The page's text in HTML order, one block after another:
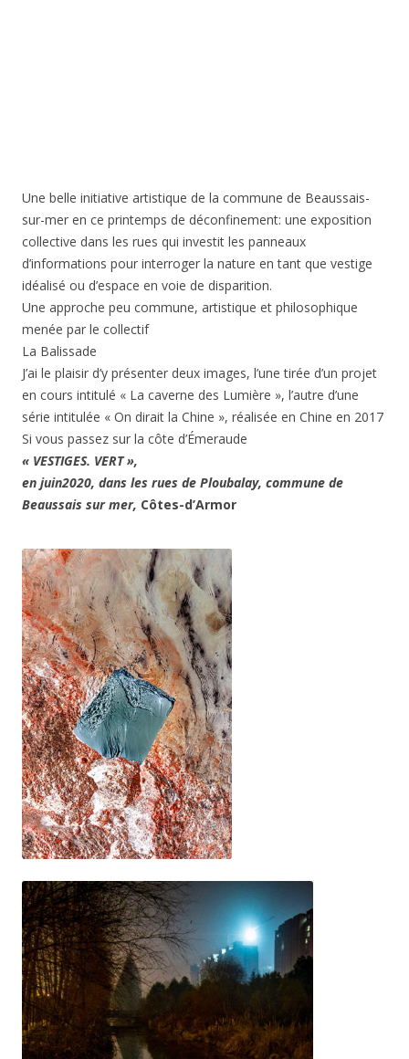
Une belle initiative artistique de la commune de Beaussais-
sur-mer en ce printemps de déconfinement: une exposition
collective dans les rues qui investit les panneaux
d’informations pour interroger la nature en tant que vestige
idéalisé ou d’espace en voie de disparition.
Une approche peu commune, artistique et philosophique
menée par le collectif
La Balissade
J’ai le plaisir d’y présenter deux images, l’une tirée d’un projet
en cours intitulé « La caverne des Lumière », l’autre d’une
série intitulée « On dirait la Chine », réalisée en Chine en 2017
Si vous passez sur la côte d’Émeraude
« VESTIGES. VERT »,
en juin2020, dans les rues de Ploubalay, commune de
Beaussais sur mer, Côtes-d’Armor